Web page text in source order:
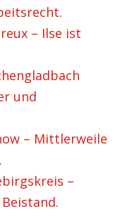
– Ilse ist
und
– Mittlerweile
–